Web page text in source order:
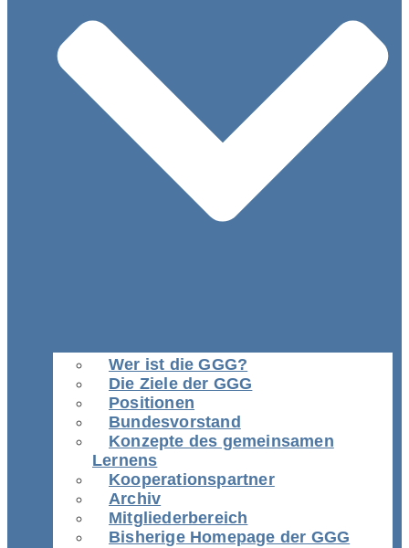
Wer ist die GGG?
Die Ziele der GGG
Positionen
Bundesvorstand
Konzepte des gemeinsamen
Lernens
Kooperationspartner
Archiv
Mitgliederbereich
Bisherige Homepage der GGG